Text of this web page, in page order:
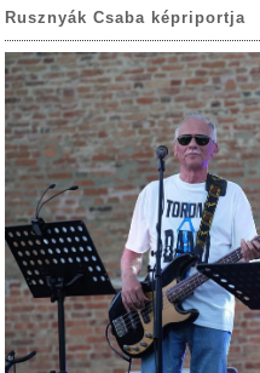
Rusznyák Csaba képriportja